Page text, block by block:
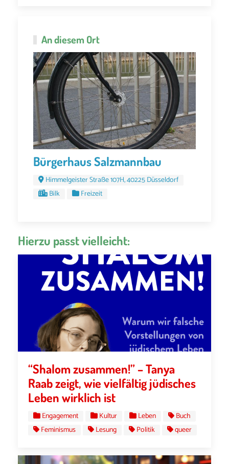
An diesem Ort
Bürgerhaus Salzmannbau
Himmelgeister Straße 107H, 40225 Düsseldorf
Bilk
Freizeit
Hierzu passt vielleicht:
“Shalom zusammen!” – Tanya
Raab zeigt, wie vielfältig jüdisches
Leben wirklich ist
Engagement Kultur Leben
Buch
Feminismus
Lesung Politik queer